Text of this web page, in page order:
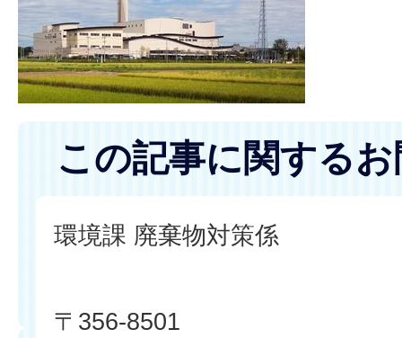
この記事に関する
環境課 廃棄物対策係
〒356-8501